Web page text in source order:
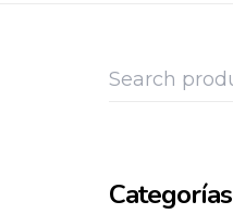
Categorías